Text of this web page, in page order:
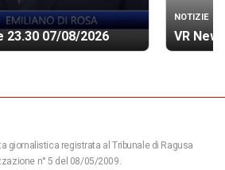
23.30 07/08/2026
NOTIZIE
VR
giornalistica registrata al Tribunale di Ragusa
n° 5 del 08/05/2009.